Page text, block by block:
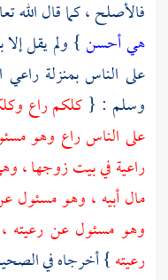
فالأصلح ، كما قال الله
هي أحسن} ولم يقل
على الناس بمنزلة راعي
وسلم : { كلكم راع
على الناس راع وهو
راعية في بيت زوجها ،
مال أبيه ، وهو مسئول
وهو مسئول عن رعيته
رعيته} أخرجاه في